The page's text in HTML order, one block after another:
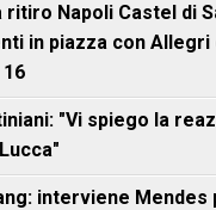
ritiro Napoli Castel di
in piazza con
"Vi spiego la
interviene